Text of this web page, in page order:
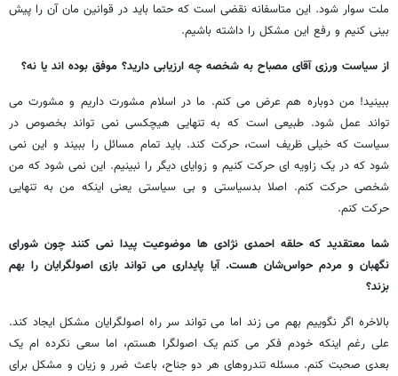
ملت سوار شود. این متاسفانه نقضی است که حتما باید در قوانین مان آن را پیش
بینی کنیم و رفع این مشکل را داشته باشیم.
از سیاست ورزی آقای مصباح به شخصه چه ارزیابی دارید؟ موفق بوده اند یا نه؟
ببینید! من دوباره هم عرض می کنم. ما در اسلام مشورت داریم و مشورت می
تواند عمل شود. طبیعی است که به تنهایی هیچکسی نمی تواند بخصوص در
سیاست که خیلی ظریف است، حرکت کند. باید تمام مسائل را ببیند و این نمی
شود که در یک زاویه ای حرکت کنیم و زوایای دیگر را نبینیم. این نمی شود که من
شخصی حرکت کنم. اصلا بدسیاستی و بی سیاستی یعنی اینکه من به تنهایی
حرکت کنم.
شما معتقدید که حلقه احمدی نژادی ها موضوعیت پیدا نمی کنند چون شورای
نگهبان و مردم حواس‌شان هست. آیا پایداری می تواند بازی اصولگرایان را بهم
بزند؟
بالاخره اگر نگوییم بهم می زند اما می تواند سر راه اصولگرایان مشکل ایجاد کند.
علی رغم اینکه خودم فکر می کنم یک اصولگرا هستم، اما سعی نکرده ام یک
بعدی صحبت کنم. مسئله تندروهای هر دو جناح، باعث ضرر و زیان و مشکل برای